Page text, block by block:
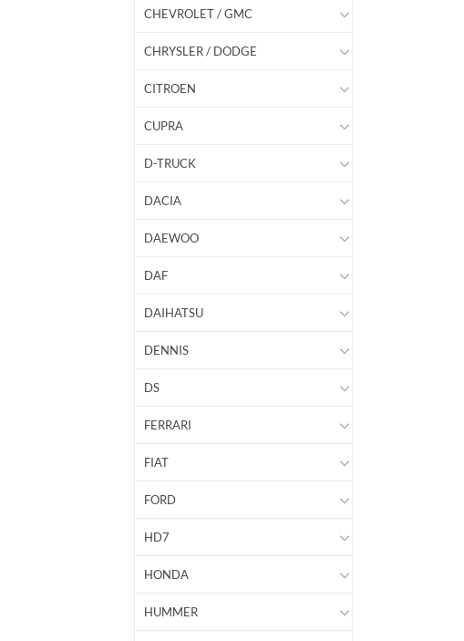
CHEVROLET / GMC
CHRYSLER / DODGE
CITROEN
CUPRA
D-TRUCK
DACIA
DAEWOO
DAF
DAIHATSU
DENNIS
DS
FERRARI
FIAT
FORD
HD7
HONDA
HUMMER